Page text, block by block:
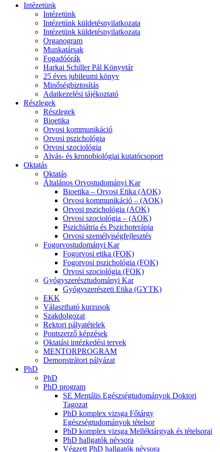
Intézetünk
Intézetünk
Intézetünk küldetésnyilatkozata
Intézetünk küldetésnyilatkozata
Organogram
Munkatársak
Fogadóórák
Harkai Schiller Pál Könyvtár
25 éves jubileumi könyv
Minőségbiztosítás
Adatkezelési tájékoztató
Részlegek
Részlegek
Bioetika
Orvosi kommunikáció
Orvosi pszichológia
Orvosi szociológia
Alvás- és kronobiológiai kutatócsoport
Oktatás
Oktatás
Általános Orvostudományi Kar
Bioetika – Orvosi Etika (AOK)
Orvosi kommunikáció – (AOK)
Orvosi pszichológia (AOK)
Orvosi szociológia – (AOK)
Pszichiátria és Pszichoterápia
Orvosi személyiségfejlesztés
Fogorvostudományi Kar
Fogorvosi etika (FOK)
Fogorvosi pszichológia (FOK)
Orvosi szociológia (FOK)
Gyógyszerésztudományi Kar
Gyógyszerészeti Etika (GYTK)
EKK
Választható kurzusok
Szakdolgozat
Rektori pályatételek
Pontszerző képzések
Oktatási intézkedési tervek
MENTORPROGRAM
Demonstrátori pályázat
PhD
PhD
PhD program
SE Mentális Egészségtudományok Doktori
Tagozat
PhD komplex vizsga Főtárgy
Egészségtudományok tételsor
PhD komplex vizsga Melléktárgyak és tételsorai
PhD hallgatók névsora
Végzett PhD hallgatók névsora